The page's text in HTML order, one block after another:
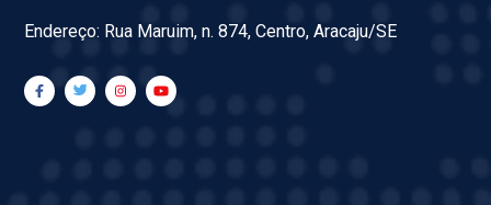
Endereço: Rua Maruim, n. 874, Centro, Aracaju/SE